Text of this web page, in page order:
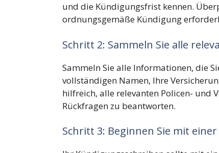
und die Kündigungsfrist kennen.
ordnungsgemäße Kündigung
Schritt 2: Sammeln Sie alle
Sammeln Sie alle Informationen, die
vollständigen Namen, Ihre
hilfreich, alle relevanten Policen- und
Rückfragen zu beantworten.
Schritt 3: Beginnen Sie mit